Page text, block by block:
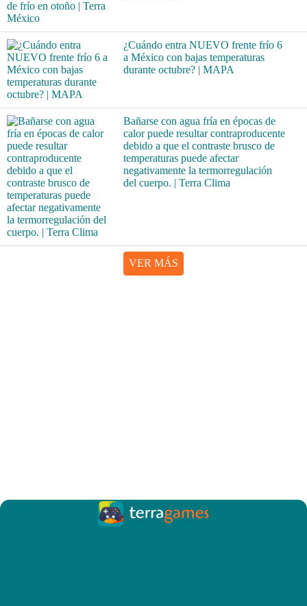
¿Cuándo entra NUEVO frente frío 6
a México con bajas temperaturas
durante octubre? | MAPA
Bañarse con agua fría en épocas de
calor puede resultar contraproducente
debido a que el contraste brusco de
temperaturas puede afectar
negativamente la termorregulación
del cuerpo. | Terra Clima
VER MÁS